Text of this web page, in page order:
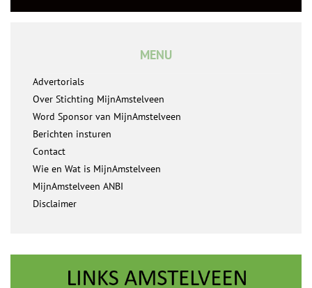
MENU
Advertorials
Over Stichting MijnAmstelveen
Word Sponsor van MijnAmstelveen
Berichten insturen
Contact
Wie en Wat is MijnAmstelveen
MijnAmstelveen ANBI
Disclaimer